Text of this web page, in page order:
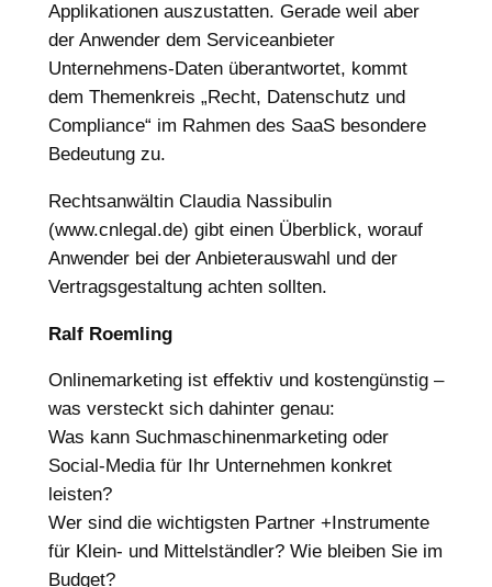
Applikationen auszustatten. Gerade weil aber
der Anwender dem Serviceanbieter
Unternehmens-Daten überantwortet, kommt
dem Themenkreis „Recht, Datenschutz und
Compliance“ im Rahmen des SaaS besondere
Bedeutung zu.
Rechtsanwältin Claudia Nassibulin
(www.cnlegal.de) gibt einen Überblick, worauf
Anwender bei der Anbieterauswahl und der
Vertragsgestaltung achten sollten.
Ralf Roemling
Onlinemarketing ist effektiv und kostengünstig –
was versteckt sich dahinter genau:
Was kann Suchmaschinenmarketing oder
Social-Media für Ihr Unternehmen konkret
leisten?
Wer sind die wichtigsten Partner +Instrumente
für Klein- und Mittelständler? Wie bleiben Sie im
Budget?